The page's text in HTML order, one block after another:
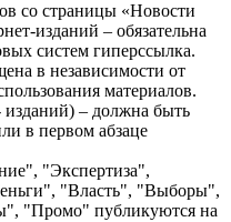
со страницы «Новости
изданий – обязательна
систем гиперссылка.
в независимости от
материалов.
изданий) – должна быть
в первом абзаце
"Экспертиза",
"Власть", "Выборы",
"Промо" публикуются на